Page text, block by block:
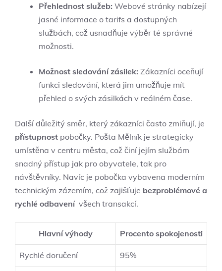
Přehlednost⁢ služeb: Webové‌ stránky nabízejí
​jasné informace o tarifs a dostupných
službách, což usnadňuje výběr té správné‍
možnosti.
Možnost sledování⁢ zásilek: Zákazníci oceňují‌
funkci sledování, která jim umožňuje mít
přehled o ⁢svých zásilkách v reálném čase.
Další důležitý směr, který ‌zákazníci často zmiňují, je
přístupnost ⁤pobočky. Pošta⁢ Mělník je strategicky‌
umístěna v centru města, což činí jejím službám‌
snadný přístup jak pro ⁢obyvatele,⁢ tak pro
návštěvníky. Navíc‍ je pobočka vybavena moderním
technickým ⁤zázemím, což zajišťuje bezproblémové a
rychlé odbavení⁢ všech transakcí.
Hlavní výhody Procento spokojenosti
Rychlé doručení 95%